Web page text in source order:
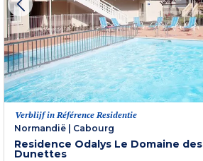
Verblijf in Référence Residentie
Normandië
Cabourg
Residence Odalys Le Domaine des
Dunettes